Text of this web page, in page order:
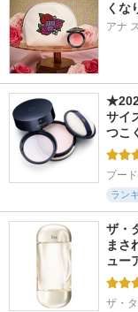
くな
アナ
サイ
つこ
プー
ラン
ザ・
まさ
ュー
ザ・